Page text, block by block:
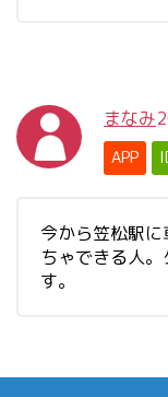
まなみ
APP
今から笠松駅
ちゃできる人
す。